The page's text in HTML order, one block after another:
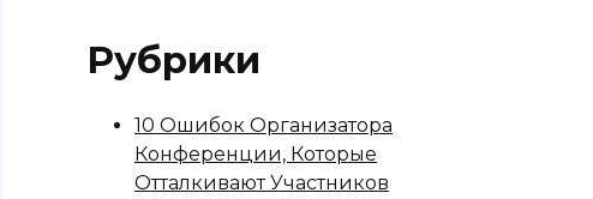
Рубрики
10 Ошибок Организатора
Конференции, Которые
Отталкивают Участников